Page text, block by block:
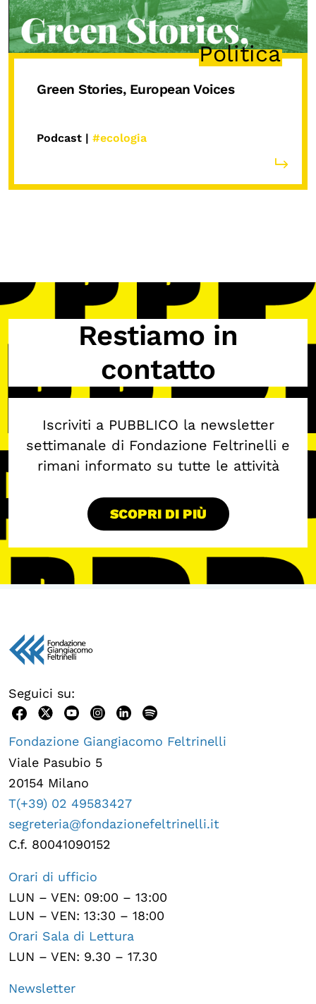
Politica
Green Stories, European Voices
Podcast | #ecologia
Restiamo in
contatto
Iscriviti a PUBBLICO la newsletter
settimanale di Fondazione Feltrinelli e
rimani informato su tutte le attività
SCOPRI DI PIÙ
Seguici su:
Fondazione Giangiacomo Feltrinelli
Viale Pasubio 5
20154 Milano
T(+39) 02 49583427
segreteria@fondazionefeltrinelli.it
C.f. 80041090152
Orari di ufficio
LUN – VEN: 09:00 – 13:00
LUN – VEN: 13:30 – 18:00
Orari Sala di Lettura
LUN – VEN: 9.30 – 17.30
Newsletter